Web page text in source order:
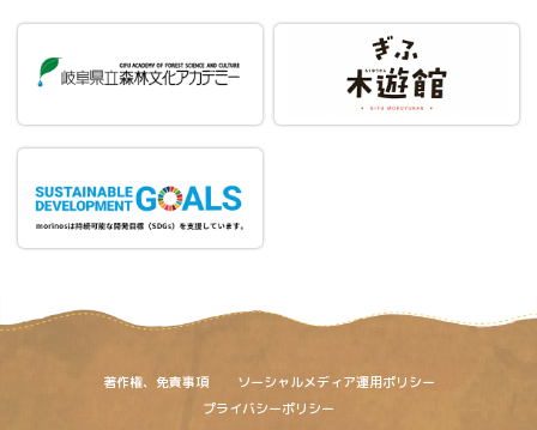
著作権、免責事項
ソーシャルメディア運用ポリシー
プライバシーポリシー